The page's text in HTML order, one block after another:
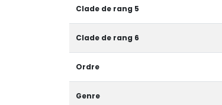
Clade de rang 5
Clade de rang 6
Ordre
Genre